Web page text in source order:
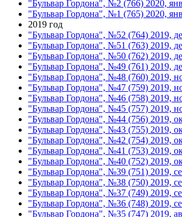
"Бульвар Гордона", №2 (766) 2020,
"Бульвар Гордона", №1 (765) 2020,
2019 год
"Бульвар Гордона", №52 (764) 2019,
"Бульвар Гордона", №51 (763) 2019,
"Бульвар Гордона", №50 (762) 2019,
"Бульвар Гордона", №49 (761) 2019,
"Бульвар Гордона", №48 (760) 2019,
"Бульвар Гордона", №47 (759) 2019,
"Бульвар Гордона", №46 (758) 2019,
"Бульвар Гордона", №45 (757) 2019,
"Бульвар Гордона", №44 (756) 2019,
"Бульвар Гордона", №43 (755) 2019,
"Бульвар Гордона", №42 (754) 2019,
"Бульвар Гордона", №41 (753) 2019,
"Бульвар Гордона", №40 (752) 2019,
"Бульвар Гордона", №39 (751) 2019,
"Бульвар Гордона", №38 (750) 2019,
"Бульвар Гордона", №37 (749) 2019,
"Бульвар Гордона", №36 (748) 2019,
"Бульвар Гордона", №35 (747) 2019,